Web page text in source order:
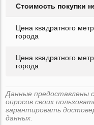
Стоимость покупки
Цена квадратного
города
Цена квадратного
города
Данные предоставлены
опросов своих
гарантировать
данных.